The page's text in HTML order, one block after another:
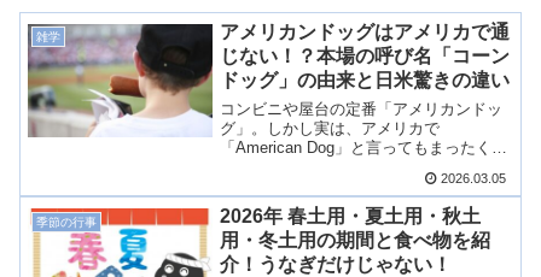
雑学
アメリカンドッグはアメリカで通
じない！？本場の呼び名「コーン
ドッグ」の由来と日米驚きの違い
コンビニや屋台の定番「アメリカンドッ
グ」。しかし実は、アメリカで
「American Dog」と言ってもまったく通
の正しい呼び方から、日本独自の進化を
遂げた意外な歴史まで、知っておきたい
雑学を徹底解説します。これを読めば、
海外のスタンドで注文する時ももう迷い
ません！
2026.03.05
季節の行事
2026年 春土用・夏土用・秋土
用・冬土用の期間と食べ物を紹
介！うなぎだけじゃない！